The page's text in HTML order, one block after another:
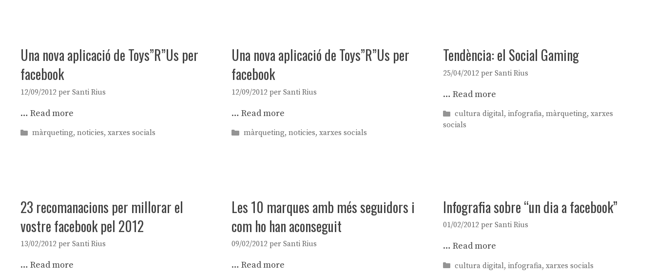
Una nova aplicació de Toys”R”Us per
facebook
12/09/2012 per Santi Rius
… Read more
Categories
màrqueting,noticies,xarxes socials
Una nova aplicació de Toys”R”Us per
facebook
12/09/2012 perSanti Rius
…Read more
Categories
màrqueting, noticies, xarxes socials
Tendència: el Social Gaming
25/04/2012 per Santi Rius
… Read more
Categories
cultura digital, infografia,màrqueting,xarxes
socials
23 recomanacions per millorar el
vostre facebook pel 2012
13/02/2012 per Santi Rius
… Read more
Les 10 marques amb més seguidors i
com ho han aconseguit
09/02/2012 perSanti Rius
…Read more
Infografia sobre “un dia a facebook”
01/02/2012 per Santi Rius
… Read more
Categories
cultura digital, infografia,xarxes socials